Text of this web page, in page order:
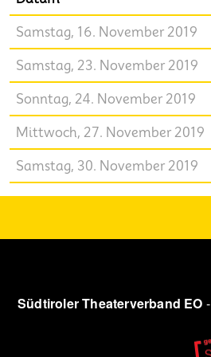
Samstag, 16. November 2019
Samstag, 23. November 2019
Sonntag, 24. November 2019
Mittwoch, 27. November 2019
Samstag, 30. November 2019
Südtiroler Theaterverband EO